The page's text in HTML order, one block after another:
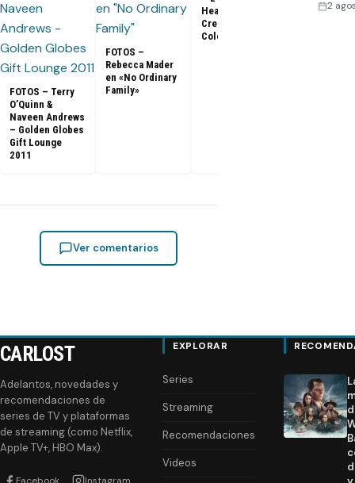
FOTOS – Terry
O’Quinn &
Naveen Andrews
– Golden Globes
Gift Lounge
2011
FOTOS –
Rebecca Mader
en «No Ordinary
Family»
Healthy Look
Creme Gloss
Color [HD]
ArsenalTV
Ver comentarios
2
CARLOST
Adelantos, novedades y
recomendaciones de
series de TV y plataformas
de streaming (como Netflix,
Apple TV+, HBO Max).
Facebook Instagram
EXPLORAR
Series
Streaming
Recomendaciones
Videos